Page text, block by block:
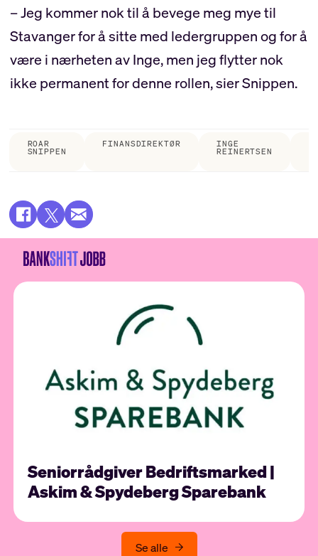
– Jeg kommer nok til å bevege meg mye til
Stavanger for å sitte med ledergruppen og for å
være i nærheten av Inge, men jeg flytter nok
ikke permanent for denne rollen, sier Snippen.
ROAR
SNIPPEN
FINANSDIREKTØR INGE
REINERTSEN
Seniorrådgiver Bedriftsmarked |
Askim & Spydeberg Sparebank
Se alle